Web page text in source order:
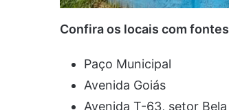
Confira os locais com
Paço Municipal
Avenida Goiás
Avenida T-63, setor